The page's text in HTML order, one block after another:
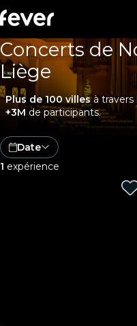
Concerts de
Liège
Plus de 100 villesà travers
+3M de participants.
Date
1 expérience